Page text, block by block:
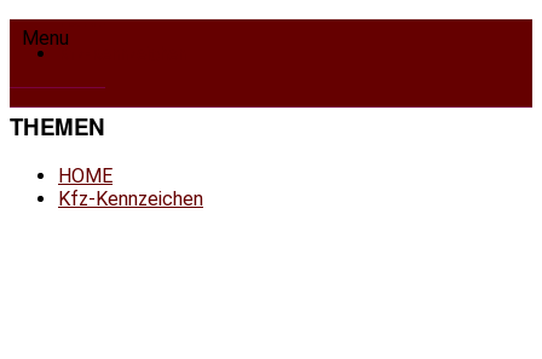
MenuHOME
THEMEN
HOME
Kfz-Kennzeichen